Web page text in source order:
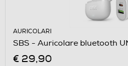
AURICOLARI
SBS - Auricolare bluetooth
€ 29,90